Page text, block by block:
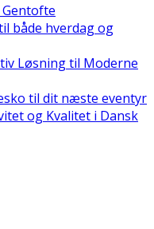
både hverdag og
Løsning til Moderne
til dit næste eventyr
og Kvalitet i Dansk